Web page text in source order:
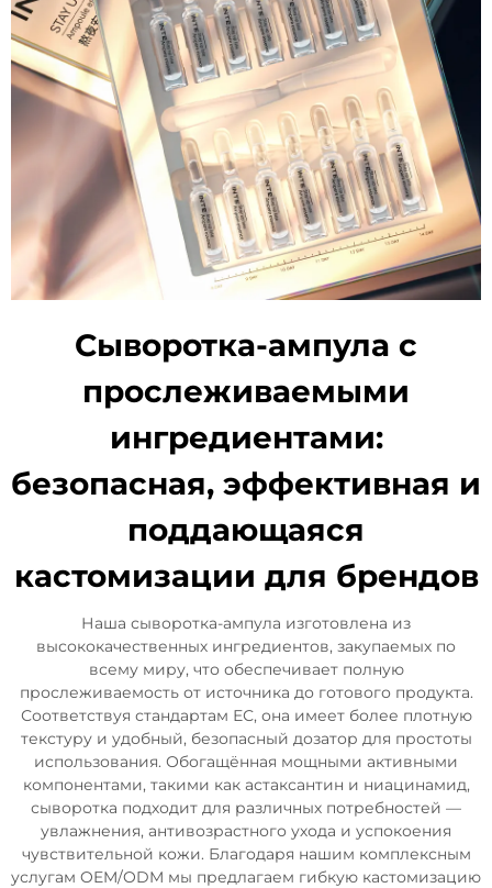
Сыворотка-ампула с
прослеживаемыми
ингредиентами:
безопасная, эффективная и
поддающаяся
кастомизации для брендов
Наша сыворотка-ампула изготовлена из
высококачественных ингредиентов, закупаемых по
всему миру, что обеспечивает полную
прослеживаемость от источника до готового продукта.
Соответствуя стандартам ЕС, она имеет более плотную
текстуру и удобный, безопасный дозатор для простоты
использования. Обогащённая мощными активными
компонентами, такими как астаксантин и ниацинамид,
сыворотка подходит для различных потребностей —
увлажнения, антивозрастного ухода и успокоения
чувствительной кожи. Благодаря нашим комплексным
услугам OEM/ODM мы предлагаем гибкую кастомизацию